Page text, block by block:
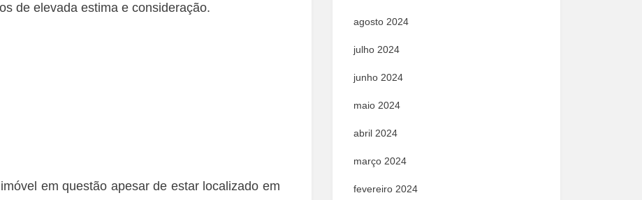
de elevada estima e consideração.
em questão apesar de estar localizado em
agosto 2024
julho 2024
junho 2024
maio 2024
abril 2024
março 2024
fevereiro 2024